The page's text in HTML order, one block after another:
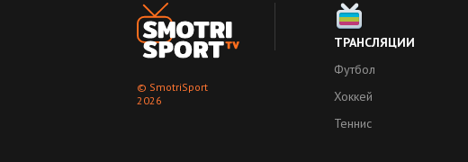
© SmotriSport
2026
ТРАНСЛЯЦИИ
Футбол
Хоккей
Теннис